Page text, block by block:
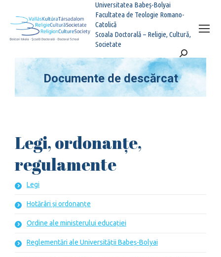
Universitatea Babeș-Bolyai
Facultatea de Teologie Romano-
Catolică
Scoala Doctorală – Religie, Cultură,
Societate
Search:
Documente de descărcat
You are here:
Legi, ordonanțe,
regulamente
Legi
Hotărâri și ordonanțe
Ordine ale ministerului educației
Reglementări ale Universității Babeș-Bolyai